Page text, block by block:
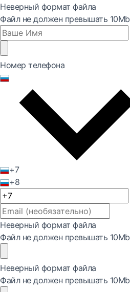
Неверный формат файла
Файл не должен превышать 10Mb
Номер телефона
+7
+8
Неверный формат файла
Файл не должен превышать 10Mb
Неверный формат файла
Файл не должен превышать 10Mb